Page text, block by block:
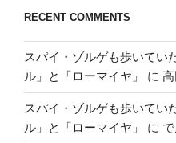
RECENT COMMENTS
スパイ・ゾルゲも歩いてい
ル」と「ローマイヤ」
に
スパイ・ゾルゲも歩いてい
ル」と「ローマイヤ」
に